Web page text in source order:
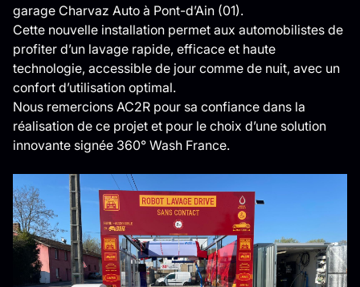
garage Charvaz Auto à Pont-d’Ain (01).
Cette nouvelle installation permet aux automobilistes de
profiter d’un lavage rapide, efficace et haute
technologie, accessible de jour comme de nuit, avec un
confort d’utilisation optimal.
Nous remercions AC2R pour sa confiance dans la
réalisation de ce projet et pour le choix d’une solution
innovante signée 360° Wash France.